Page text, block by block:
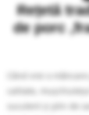
Rețetă
de porc
Când vrei o
calitate,
suculent și plin de